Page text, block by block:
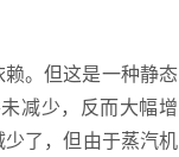
。但这是一种静态
减少，反而大幅增
少了，但由于蒸汽机